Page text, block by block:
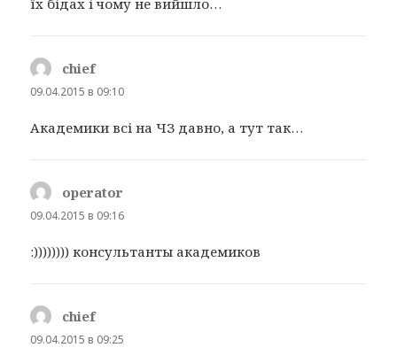
chief:
09.04.2015 в 09:10
Академики всі на ЧЗ давно, а тут так…
operator
09.04.2015 в 09:16
:)))))))) консультанты академиков
chief:
09.04.2015 в 09:25